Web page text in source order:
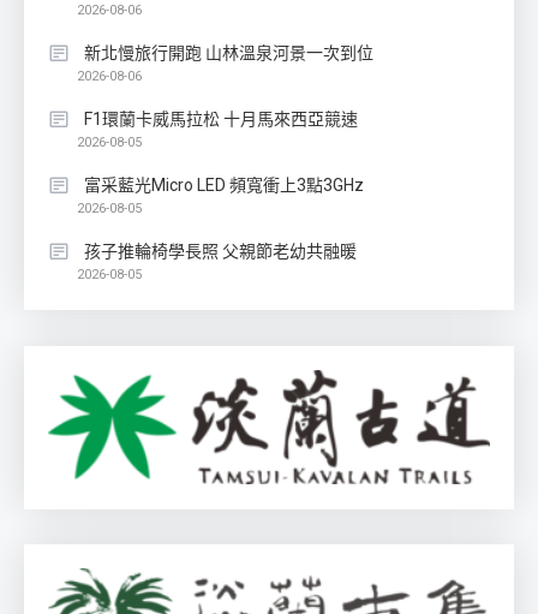
2026-08-06
新北慢旅行開跑 山林溫泉河景一次到位
2026-08-06
F1環蘭卡威馬拉松 十月馬來西亞競速
2026-08-05
富采藍光Micro LED 頻寬衝上3點3GHz
2026-08-05
孩子推輪椅學長照 父親節老幼共融暖
2026-08-05